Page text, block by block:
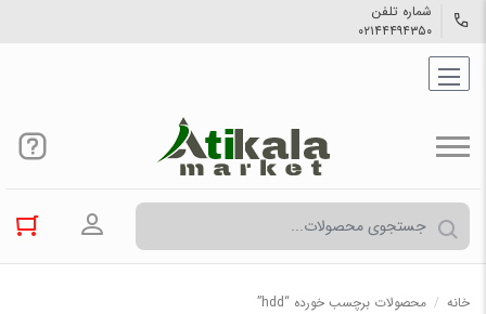
شماره تلفن
۰۲۱۴۴۴۹۴۳۵۰
ورود به
خانه / محصولات برچسب خورده “hdd”